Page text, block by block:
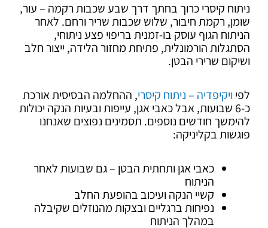
ניתוח קיסרי כרוך בחתך דרך שבע שכבות רקמה – עור,
שומן, רקמת חיבור, שלוש שכבות שריר ורחם. לאחר
הניתוח הגוף עוסק בו-זמנית בריפוי פצע ניתוחי,
הסתגלות הורמונלית, פתיחת מחזור הלידה, ייצור חלב
ושיקום שרירי הבטן.
לפיויקיפדיה – ניתוח קיסרי, ההחלמה הבסיסית אורכת
כ-6 שבועות, אבל כאבי אגן, עייפות ובעיות הנקה יכולות
להימשך חודשים נוספים. תסמינים נפוצים שאנחנו
פוגשות בקליניקה:
כאבי אגן ותחתית הבטן – גם שבועות לאחר
הניתוח
קשיי הנקה ועיכוב בהופעת החלב
נפיחות ברגליים ובצקות מהנוזלים שקיבלה
במהלך הניתוח